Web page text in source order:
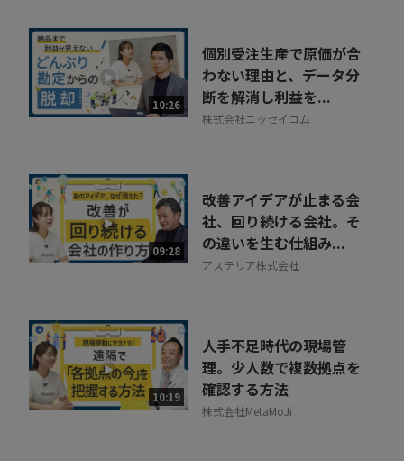
10:26
個別受注生産で原価が合
わない理由と、データ分
断を解消し利益を...
株式会社ニッセイコム
09:28
改善アイデアが止まる会
社、回り続ける会社。そ
の違いを生む仕組み...
アステリア株式会社
10:19
人手不足時代の現場管
理。少人数で複数拠点を
確認する方法
株式会社MetaMoJi